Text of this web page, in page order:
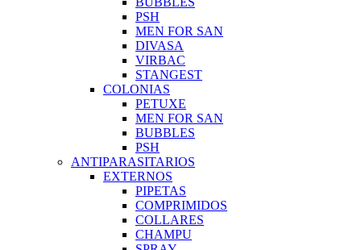
PSH
MEN FOR SAN
DIVASA
VIRBAC
STANGEST
COLONIAS
PETUXE
MEN FOR SAN
BUBBLES
PSH
ANTIPARASITARIOS
EXTERNOS
PIPETAS
COMPRIMIDOS
COLLARES
CHAMPU